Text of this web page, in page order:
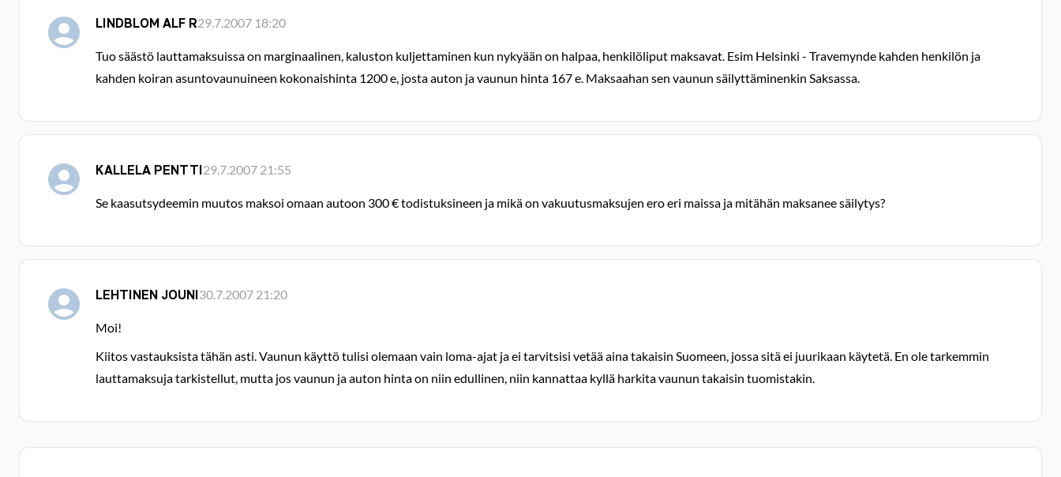
LINDBLOM ALF R29.7.2007 18:20
Tuo säästö lauttamaksuissa on marginaalinen, kaluston kuljettaminen kun nykyään on halpaa, henkilöliput maksavat. Esim Helsinki - Travemynde kahden henkilön ja
kahden koiran asuntovaunuineen kokonaishinta 1200 e, josta auton ja vaunun hinta 167 e. Maksaahan sen vaunun säilyttäminenkin Saksassa.
KALLELA PENTTI29.7.2007 21:55
Se kaasutsydeemin muutos maksoi omaan autoon 300 € todistuksineen ja mikä on vakuutusmaksujen ero eri maissa ja mitähän maksanee säilytys?
LEHTINEN JOUNI30.7.2007 21:20
Moi!
Kiitos vastauksista tähän asti. Vaunun käyttö tulisi olemaan vain loma-ajat ja ei tarvitsisi vetää aina takaisin Suomeen, jossa sitä ei juurikaan käytetä. En ole tarkemmin
lauttamaksuja tarkistellut, mutta jos vaunun ja auton hinta on niin edullinen, niin kannattaa kyllä harkita vaunun takaisin tuomistakin.